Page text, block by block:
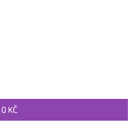
0 KČ